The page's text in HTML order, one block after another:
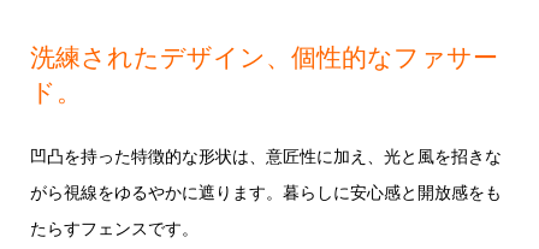
洗練されたデザイン、個性的なファサー
ド。
凹凸を持った特徴的な形状は、意匠性に加え、光と風を招きな
がら視線をゆるやかに遮ります。暮らしに安心感と開放感をも
たらすフェンスです。